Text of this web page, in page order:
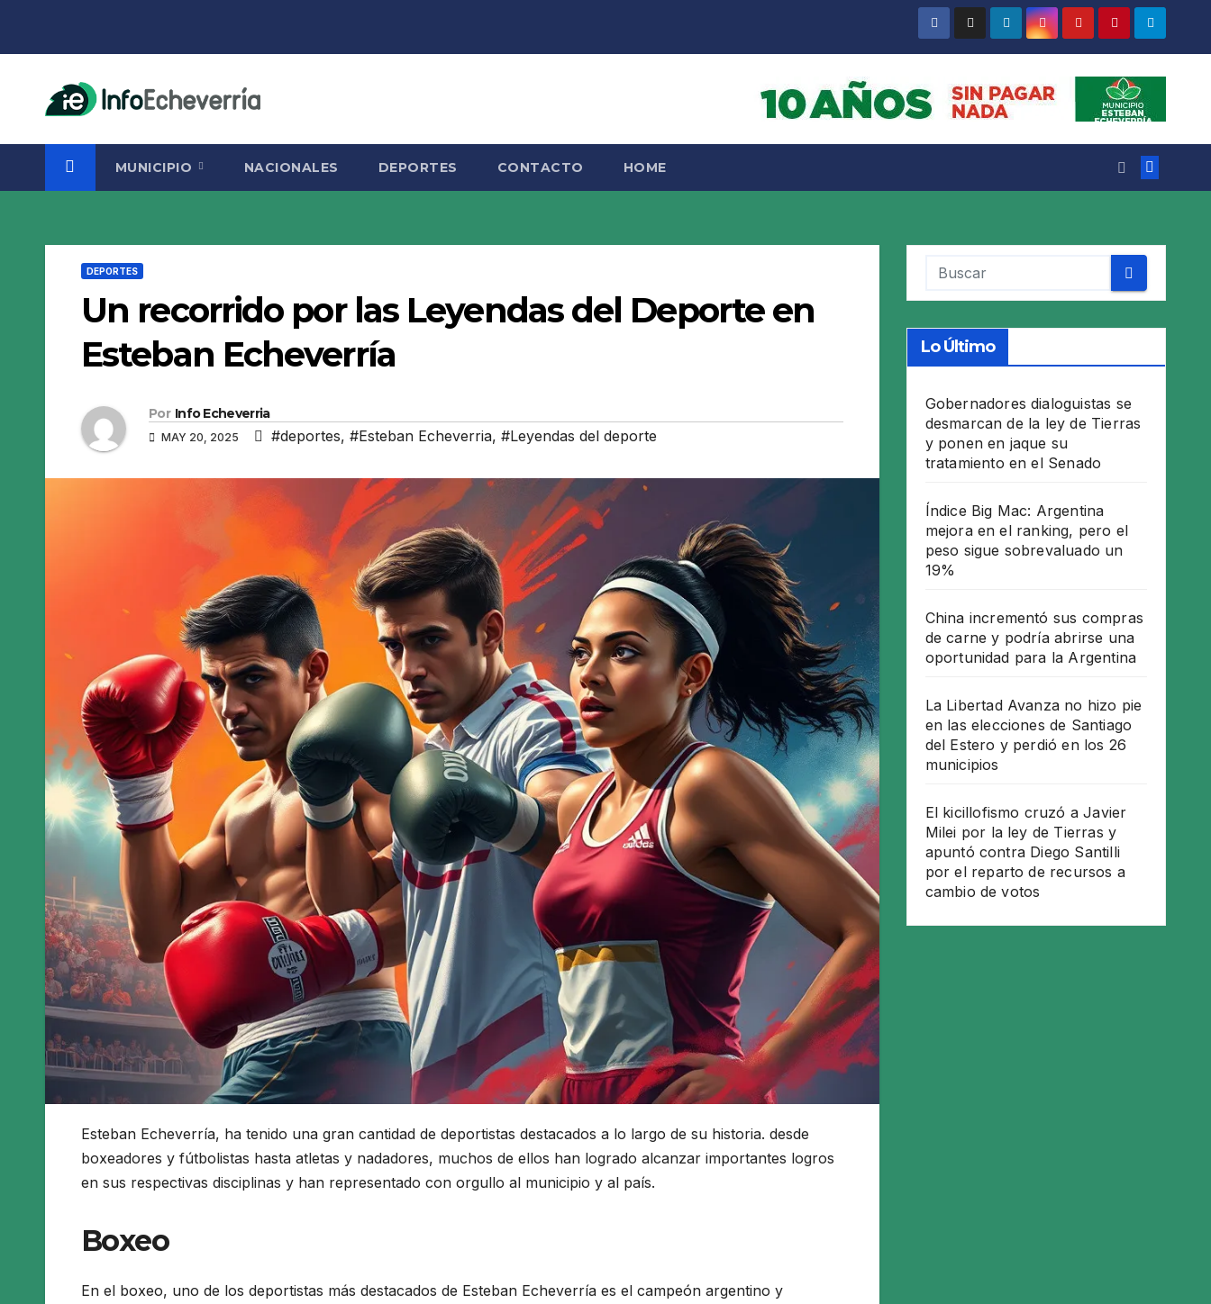
MUNICIPIO NACIONALES DEPORTES CONTACTO HOME
DEPORTES
Un recorrido por las Leyendas del Deporte en
Esteban Echeverría
Por Info Echeverria
MAY 20, 2025 #deportes, #Esteban Echeverria, #Leyendas del deporte
Esteban Echeverría, ha tenido una gran cantidad de deportistas destacados a lo largo de su historia. desde
boxeadores y fútbolistas hasta atletas y nadadores, muchos de ellos han logrado alcanzar importantes logros
en sus respectivas disciplinas y han representado con orgullo al municipio y al país.
Boxeo
En el boxeo, uno de los deportistas más destacados de Esteban Echeverría es el campeón argentino y
Lo Último
Gobernadores dialoguistas se
desmarcan de la ley de Tierras
y ponen en jaque su
tratamiento en el Senado
Índice Big Mac: Argentina
mejora en el ranking, pero el
peso sigue sobrevaluado un
19%
China incrementó sus compras
de carne y podría abrirse una
oportunidad para la Argentina
La Libertad Avanza no hizo pie
en las elecciones de Santiago
del Estero y perdió en los 26
municipios
El kicillofismo cruzó a Javier
Milei por la ley de Tierras y
apuntó contra Diego Santilli
por el reparto de recursos a
cambio de votos